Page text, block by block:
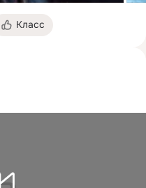
Класс